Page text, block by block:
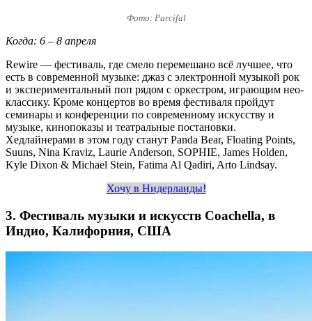
Фото: Parcifal
Когда: 6 – 8 апреля
Rewire — фестиваль, где смело перемешано всё лучшее, что
есть в современной музыке: джаз с электронной музыкой рок
и экспериментальный поп рядом с оркестром, играющим нео-
классику. Кроме концертов во время фестиваля пройдут
семинары и конференции по современному искусству и
музыке, кинопоказы и театральные постановки.
Хедлайнерами в этом году станут Panda Bear, Floating Points,
Suuns, Nina Kraviz, Laurie Anderson, SOPHIE, James Holden,
Kyle Dixon & Michael Stein, Fatima Al Qadiri, Arto Lindsay.
Хочу в Нидерланды!
3. Фестиваль музыки и искусств Coachella, в
Индио, Калифорния, США